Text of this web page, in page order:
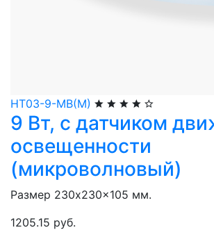
НТ03-9-МВ(М)
9 Вт, с датчиком
освещенности
(микроволновый)
Размер 230x230x105 мм.
1205.15 руб.